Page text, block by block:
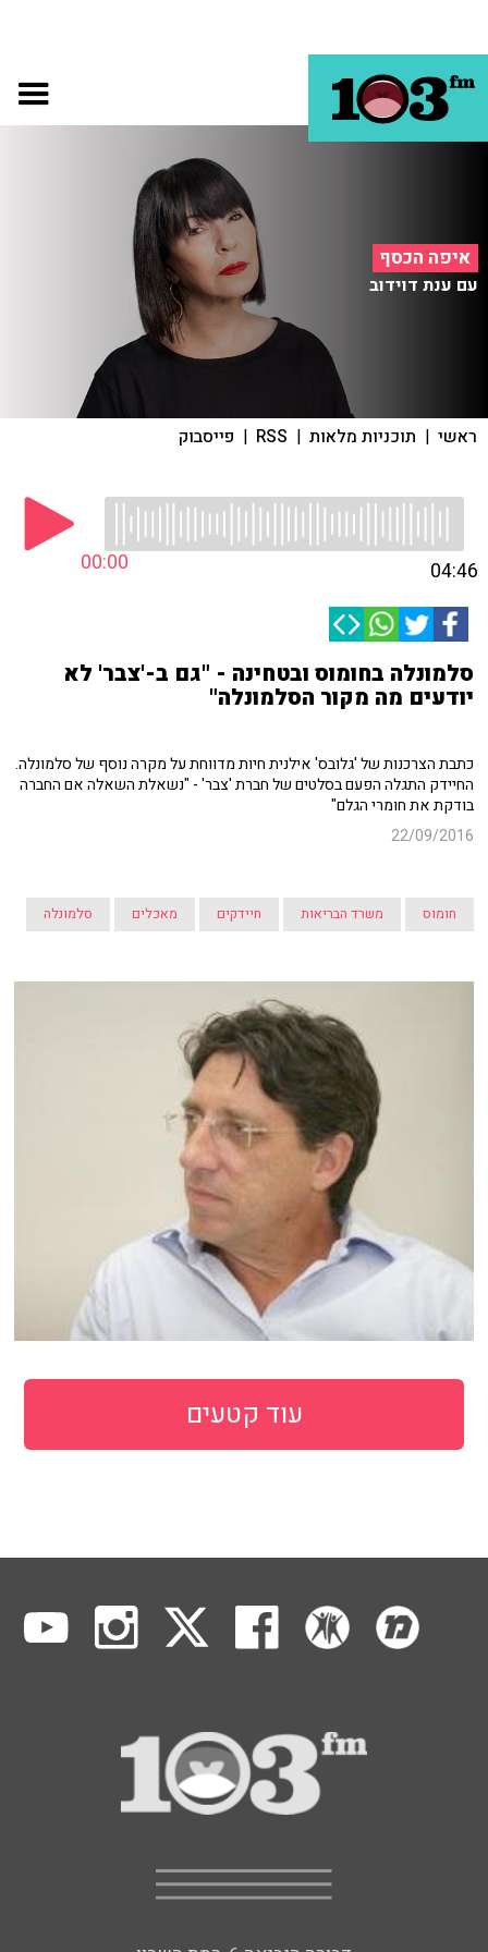
איפה הכסף
עם ענת דוידוב
ראשי | תוכניות מלאות |
RSS
| פייסבוק
00:00 04:46
סלמונלה בחומוס ובטחינה - "גם ב-'צבר' לא
יודעים מה מקור הסלמונלה"
כתבת הצרכנות של 'גלובס' אילנית חיות מדווחת על מקרה נוסף של סלמונלה.
החיידק התגלה הפעם בסלטים של חברת 'צבר' - "נשאלת השאלה אם החברה
בודקת את חומרי הגלם"
22/09/2016
חומוס משרד הבריאות חיידקים מאכלים סלמונלה
עוד קטעים